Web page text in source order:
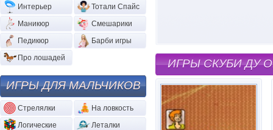
ИГРЫ СКУБИ ДУ
Интерьер
Тотали Спайс
Маникюр
Смешарики
Педикюр
Барби игры
Про лошадей
ИГРЫ ДЛЯ МАЛЬЧИКОВ
Стрелялки
На ловкость
Логические
Леталки